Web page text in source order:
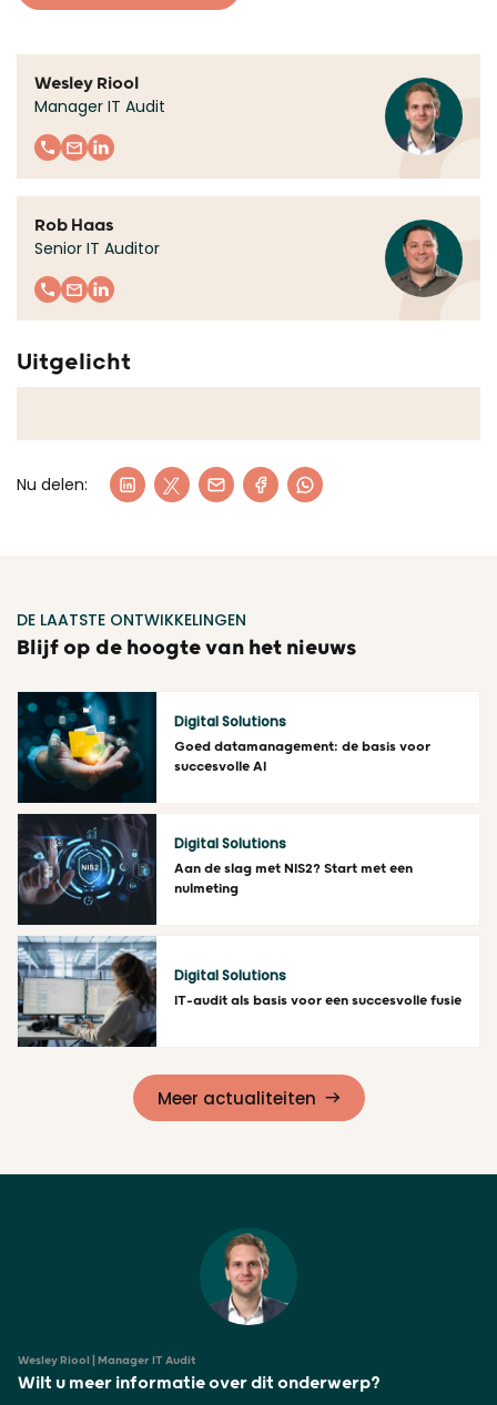
Wesley Riool
Manager IT Audit
Rob Haas
Senior IT Auditor
Uitgelicht
Nu delen:
DE LAATSTE ONTWIKKELINGEN
Blijf op de hoogte van het nieuws
Lees meer
Digital Solutions
Goed datamanagement: de basis voor
succesvolle AI
Lees meer
Digital Solutions
Aan de slag met NIS2? Start met een
nulmeting
Digital Solutions
IT-audit als basis voor een succesvolle fusie
Meer actualiteiten
Wesley Riool | Manager IT Audit
Wilt u meer informatie over dit onderwerp?